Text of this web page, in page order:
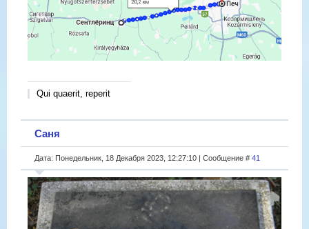
Qui quaerit, reperit
Саня
Дата: Понедельник, 18 Декабря 2023, 12:27:10 | Сообщение # 41